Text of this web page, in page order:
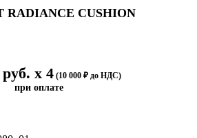
RADIANCE CUSHION
х 4 (10 000 ₽ до НДС)
при оплате